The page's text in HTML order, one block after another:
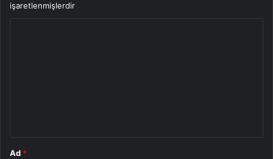
işaretlenmişlerdir
Ad *